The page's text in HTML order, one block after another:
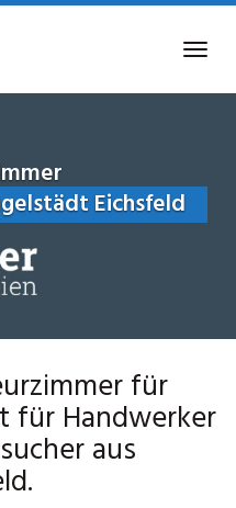
Eichsfeld
für
für Handwerker
aus